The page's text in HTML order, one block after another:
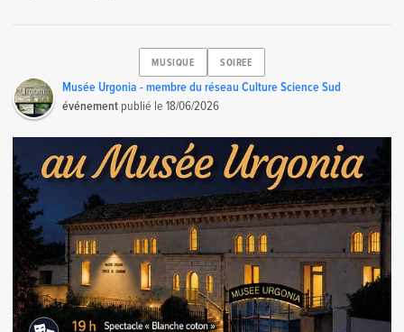
MUSIQUE SOIREE
Musée Urgonia - membre du réseau Culture Science Sud
événement publié le18/06/2026